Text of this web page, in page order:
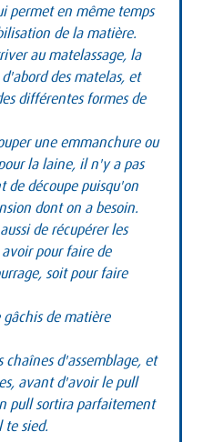
permet en même temps
de la matière.
au matelassage, la
des matelas, et
différentes formes de
une emmanchure ou
la laine, il n'y a pas
de découpe puisqu'on
dont on a besoin.
de récupérer les
pour faire de
soit pour faire
gâchis de matière
chaînes d'assemblage, et
avant d'avoir le pull
pull sortira parfaitement
sied.